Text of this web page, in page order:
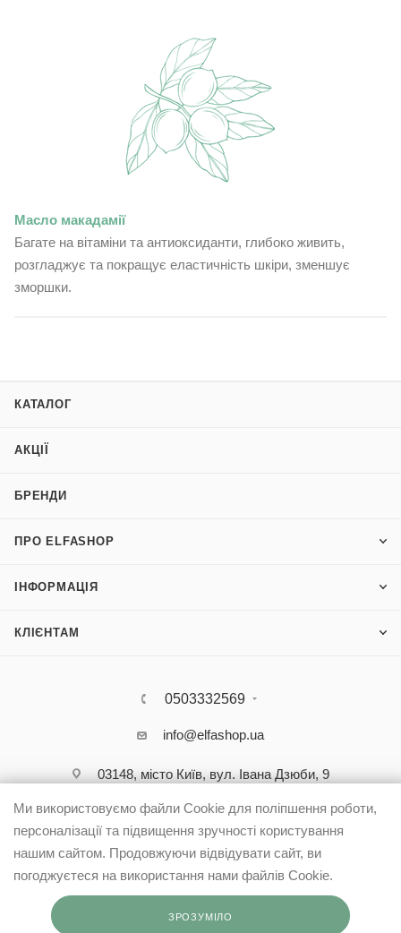
Масло макадамії
Багате на вітаміни та антиоксиданти, глибоко живить,
розгладжує та покращує еластичність шкіри, зменшує
зморшки.
КАТАЛОГ
АКЦІЇ
БРЕНДИ
ПРО ELFASHOP
ІНФОРМАЦІЯ
КЛІЄНТАМ
0503332569
info@elfashop.ua
03148, місто Київ, вул. Івана Дзюби, 9
Ми використовуємо файли Cookie для поліпшення роботи,
персоналізації та підвищення зручності користування
нашим сайтом. Продовжуючи відвідувати сайт, ви
погоджуєтеся на використання нами файлів Cookie.
ЗРОЗУМІЛО